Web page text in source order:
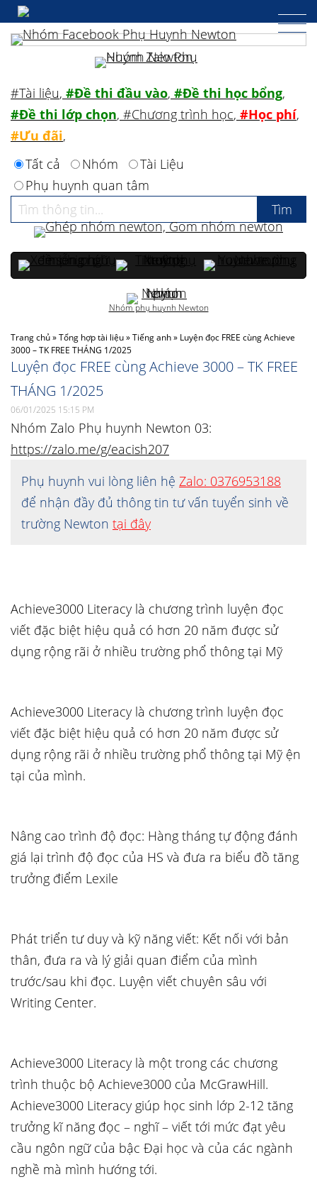
Trang chủ»Tổng hợp tài liệu»Tiếng anh» Luyện đọc FREE cùng Achieve
3000 – TK FREE THÁNG 1/2025
Luyện đọc FREE cùng Achieve 3000 – TK FREE
THÁNG 1/2025
06/01/2025 15:15 PM
Nhóm Zalo Phụ huynh Newton 03:
https://zalo.me/g/eacish207
Phụ huynh vui lòng liên hệ Zalo: 0376953188
để nhận đầy đủ thông tin tư vấn tuyển sinh về
trường Newton tại đây
Achieve3000 Literacy là chương trình luyện đọc
viết đặc biệt hiệu quả có hơn 20 năm được sử
dụng rộng rãi ở nhiều trường phổ thông tại Mỹ
Achieve3000 Literacy là chương trình luyện đọc
viết đặc biệt hiệu quả có hơn 20 năm được sử
dụng rộng rãi ở nhiều trường phổ thông tại Mỹ ện
tại của mình.
Nâng cao trình độ đọc: Hàng tháng tự động đánh
giá lại trình độ đọc của HS và đưa ra biểu đồ tăng
trưởng điểm Lexile
Phát triển tư duy và kỹ năng viết: Kết nối với bản
thân, đưa ra và lý giải quan điểm của mình
trước/sau khi đọc. Luyện viết chuyên sâu với
Writing Center.
Achieve3000 Literacy là một trong các chương
trình thuộc bộ Achieve3000 của McGrawHill.
Achieve3000 Literacy giúp học sinh lớp 2-12 tăng
trưởng kĩ năng đọc – nghĩ – viết tới mức đạt yêu
cầu ngôn ngữ của bậc Đại học và của các ngành
nghề mà mình hướng tới.
#Tài liệu, #Đề thi đầu vào, #Đề thi học bổng,
#Đề thi lớp chọn, #Chương trình học, #Học phí,
#Ưu đãi,
Tất cả
Nhóm
Tài Liệu
Phụ huynh quan tâm
Nhóm phụ huynh Newton